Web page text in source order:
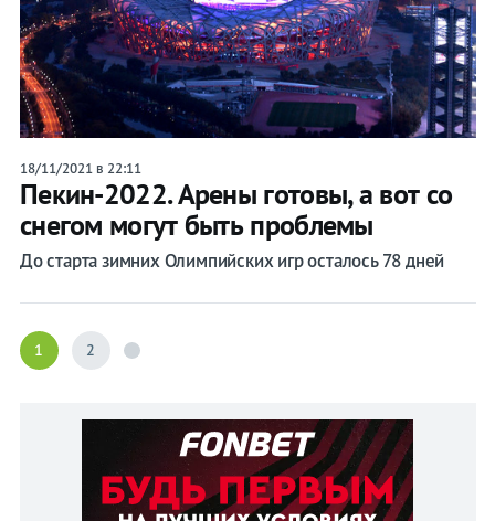
18/11/2021 в 22:11
Пекин-2022. Арены готовы, а вот со
снегом могут быть проблемы
До старта зимних Олимпийских игр осталось 78 дней
1 2